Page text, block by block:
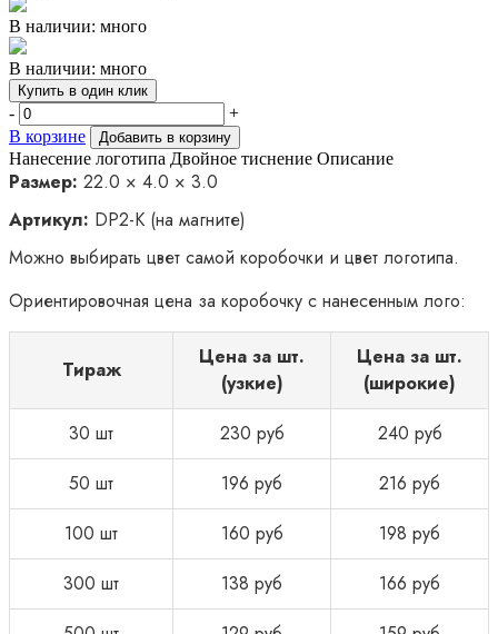
В наличии: много
В наличии: много
Купить в один клик
-
+
В корзине
Добавить в корзину
Нанесение логотипа Двойное тиснение Описание
Размер: 22.0 × 4.0 × 3.0
Артикул: DP2-K (на магните)
Можно выбирать цвет самой коробочки и цвет логотипа.
Ориентировочная цена за коробочку с нанесенным лого:
Тираж
Цена за шт.
(узкие)
Цена за шт.
(широкие)
30 шт
230 руб
240 руб
50 шт
196 руб
216 руб
100 шт
160 руб
198 руб
300 шт
138 руб
166 руб